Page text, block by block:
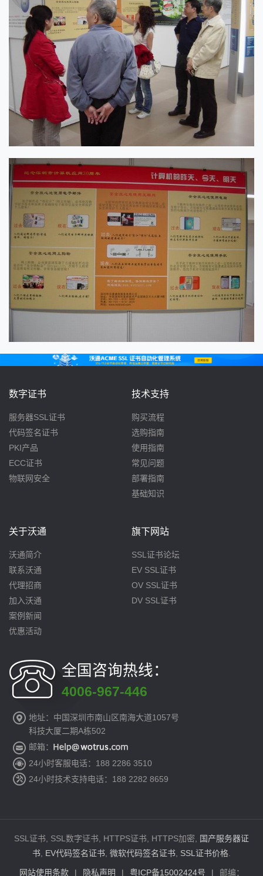
数字证书
服务器SSL证书
代码签名证书
PKI产品
ECC证书
物联网安全
技术支持
购买流程
选购指南
使用指南
常见问题
部署指南
基础知识
关于沃通
沃通简介
联系沃通
代理招商
加入沃通
案例新闻
优惠活动
旗下网站
SSL证书论坛
EV SSL证书
OV SSL证书
DV SSL证书
全国咨询热线：
4006-967-446
地址：中国深圳市南山区南海大道1057号
科技大厦二期A栋502
邮箱：
24小时客服电话：188 2286 3510
24小时技术支持电话：188 2282 8659
SSL证书, SSL数字证书, HTTPS证书, HTTPS加密, 国产服务器证
书, EV代码签名证书, 微软代码签名证书, SSL证书价格.
网站使用条款 | 隐私声明 | 粤ICP备15002424号 | 邮编：